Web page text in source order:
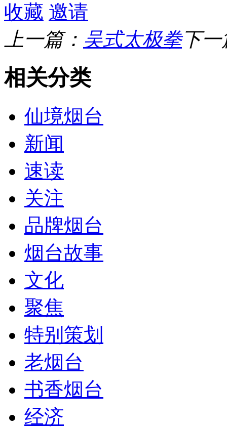
收藏 邀请
上一篇： 吴式太极拳下一
相关分类
仙境烟台
新闻
速读
关注
品牌烟台
烟台故事
文化
聚焦
特别策划
老烟台
书香烟台
经济